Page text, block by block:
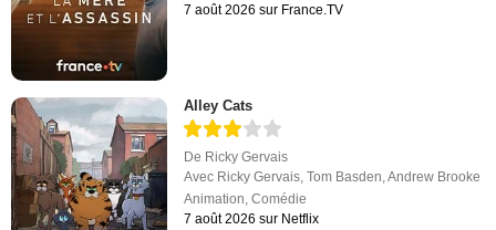
7 août 2026 sur France.TV
Alley Cats
De Ricky Gervais
Avec Ricky Gervais ,Tom Basden ,Andrew Brooke
Animation ,Comédie
7 août 2026 sur Netflix